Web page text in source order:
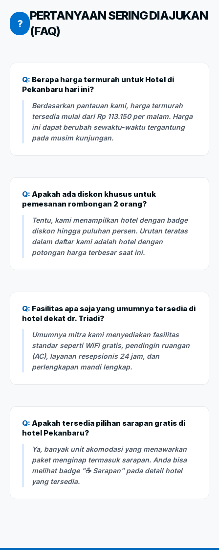
?
PERTANYAAN SERING DIAJUKAN
(FAQ)
Q: Berapa harga termurah untuk Hotel di
Pekanbaru hari ini?
Berdasarkan pantauan kami, harga termurah
tersedia mulai dari Rp 113.150 per malam. Harga
ini dapat berubah sewaktu-waktu tergantung
pada musim kunjungan.
Q: Apakah ada diskon khusus untuk
pemesanan rombongan 2 orang?
Tentu, kami menampilkan hotel dengan badge
diskon hingga puluhan persen. Urutan teratas
dalam daftar kami adalah hotel dengan
potongan harga terbesar saat ini.
Q: Fasilitas apa saja yang umumnya tersedia di
hotel dekat dr. Triadi?
Umumnya mitra kami menyediakan fasilitas
standar seperti WiFi gratis, pendingin ruangan
(AC), layanan resepsionis 24 jam, dan
perlengkapan mandi lengkap.
Q: Apakah tersedia pilihan sarapan gratis di
hotel Pekanbaru?
Ya, banyak unit akomodasi yang menawarkan
paket menginap termasuk sarapan. Anda bisa
melihat badge "☕ Sarapan" pada detail hotel
yang tersedia.